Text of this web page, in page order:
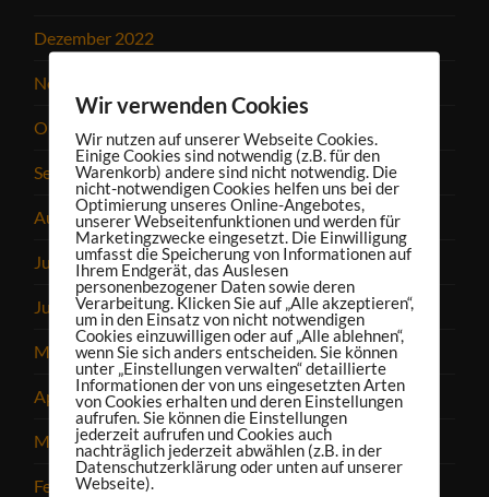
Dezember 2022
November 2022
Oktober 2022
September 2022
August 2022
Juli 2022
Juni 2022
Mai 2022
April 2022
März 2022
Februar 2022
Wir verwenden Cookies
Wir nutzen auf unserer Webseite Cookies.
Einige Cookies sind notwendig (z.B. für den
Warenkorb) andere sind nicht notwendig. Die
nicht-notwendigen Cookies helfen uns bei der
Optimierung unseres Online-Angebotes,
unserer Webseitenfunktionen und werden für
Marketingzwecke eingesetzt. Die Einwilligung
umfasst die Speicherung von Informationen auf
Ihrem Endgerät, das Auslesen
personenbezogener Daten sowie deren
Verarbeitung. Klicken Sie auf „Alle akzeptieren“,
um in den Einsatz von nicht notwendigen
Cookies einzuwilligen oder auf „Alle ablehnen“,
wenn Sie sich anders entscheiden. Sie können
unter „Einstellungen verwalten“ detaillierte
Informationen der von uns eingesetzten Arten
von Cookies erhalten und deren Einstellungen
aufrufen. Sie können die Einstellungen
jederzeit aufrufen und Cookies auch
nachträglich jederzeit abwählen (z.B. in der
Datenschutzerklärung oder unten auf unserer
Webseite).